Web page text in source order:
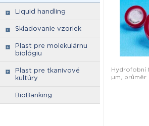
Liquid handling
Skladovanie vzoriek
Plast pre molekulárnu
biológiu
Plast pre tkanivové
kultúry
BioBanking
Hydrofobní
µm, průměr